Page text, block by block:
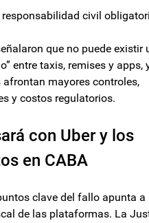
civil
que no puede existir
entre taxis, remises y apps,
afrontan mayores controles,
y costos regulatorios.
con Uber y los
en CABA
clave del fallo apunta a
de las plataformas. La